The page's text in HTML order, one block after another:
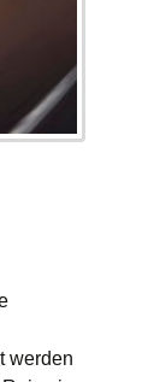
werden